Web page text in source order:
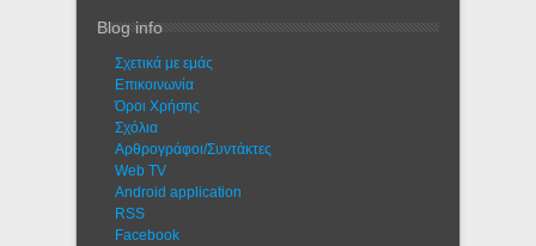
Blog info
Σχετικά με εμάς
Eπικοινωνία
Όροι Χρήσης
Σχόλια
Αρθρογράφοι/Συντάκτες
Web TV
Android application
RSS
Facebook